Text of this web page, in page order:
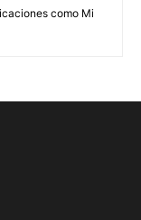
como Mi